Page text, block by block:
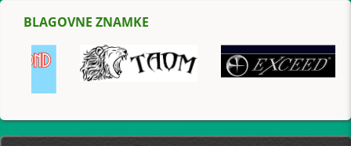
BLAGOVNE ZNAMKE